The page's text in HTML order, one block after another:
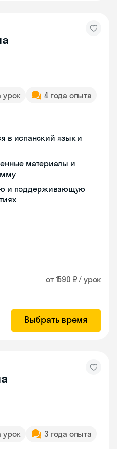
урок 4 года опыта
в испанский язык и
материалы и
и поддерживающую
от 1590 ₽ / урок
Выбрать время
урок 3 года опыта